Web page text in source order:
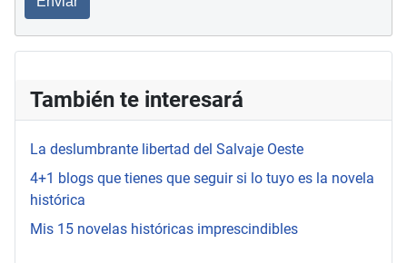
También te interesará
La deslumbrante libertad del Salvaje Oeste
4+1 blogs que tienes que seguir si lo tuyo es la novela
histórica
Mis 15 novelas históricas imprescindibles